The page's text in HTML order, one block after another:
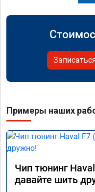
Примеры наших
Чип тюнинг
давайте шить